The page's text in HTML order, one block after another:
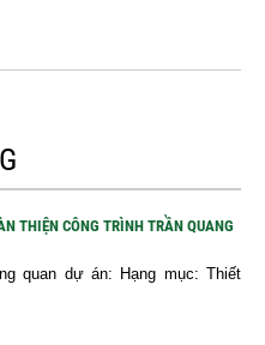
THIỆN CÔNG TRÌNH TRẦN QUANG
quan dự án: Hạng mục: Thiết